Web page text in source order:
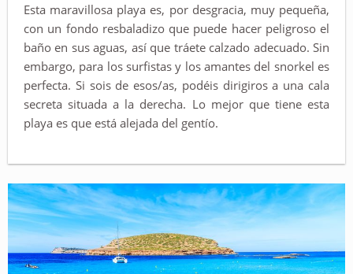
Esta maravillosa playa es, por desgracia, muy pequeña,
con un fondo resbaladizo que puede hacer peligroso el
baño en sus aguas, así que tráete calzado adecuado. Sin
embargo, para los surfistas y los amantes del snorkel es
perfecta. Si sois de esos/as, podéis dirigiros a una cala
secreta situada a la derecha. Lo mejor que tiene esta
playa es que está alejada del gentío.